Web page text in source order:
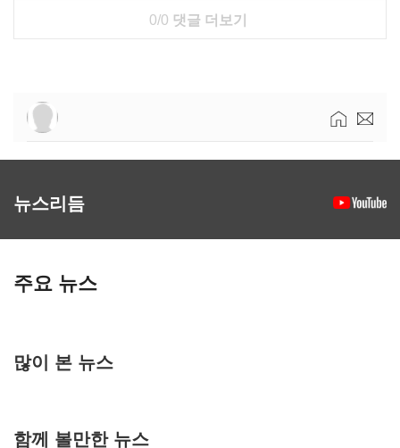
0/0 댓글 더보기
뉴스리듬
주요 뉴스
많이 본 뉴스
함께 볼만한 뉴스